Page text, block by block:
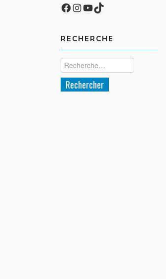
Facebook
Compte Instagram
YouTube
TikTok
RECHERCHE